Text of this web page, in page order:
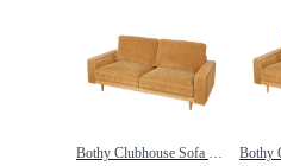
Bothy Clubhouse Sofa 2.5P / ボシー クラブハウスソファ 2.5P / URBAN RESEARCH DOORS / アーバンリサーチドアーズ